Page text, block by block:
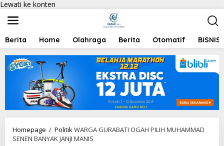
Lewati ke konten
Berita Home Olahraga Berita Otomatif BISNIS
Homepage / PolitikWARGA GURABATI OGAH PILIH MUHAMMAD
SENEN BANYAK JANJI MANIS